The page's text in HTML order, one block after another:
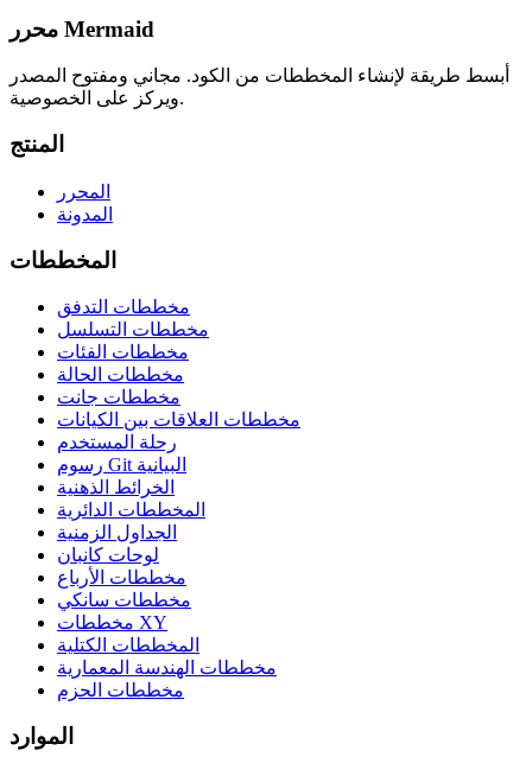
محرر Mermaid
أبسط طريقة لإنشاء المخططات من الكود. مجاني ومفتوح المصدر
ويركز على الخصوصية.
المنتج
المحرر
المدونة
المخططات
مخططات التدفق
مخططات التسلسل
مخططات الفئات
مخططات الحالة
مخططات جانت
مخططات العلاقات بين الكيانات
رحلة المستخدم
رسوم Git البيانية
الخرائط الذهنية
المخططات الدائرية
الجداول الزمنية
لوحات كانبان
مخططات الأرباع
مخططات سانكي
مخططات XY
المخططات الكتلية
مخططات الهندسة المعمارية
مخططات الحزم
الموارد